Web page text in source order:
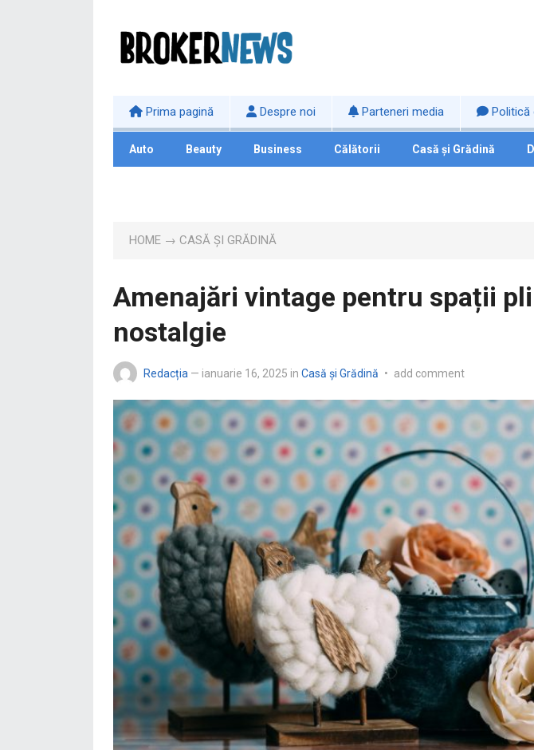
Prima pagină Despre noi Parteneri media Politică
Auto Beauty Business Călătorii Casă și Grădină
HOME → CASĂ ȘI GRĂDINĂ
Amenajări vintage pentru spații
nostalgie
Redacția — ianuarie 16, 2025 in Casă și Grădină • add comment